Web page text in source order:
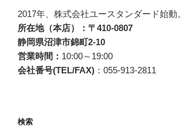
シ
ョ
ン
2017年、株式会社ユースタンダード始動。
所在地（本店）：〒410-0807
静岡県沼津市錦町2-10
営業時間： 10:00～19:00
会社番号(TEL/FAX) ：055-913-2811
検索